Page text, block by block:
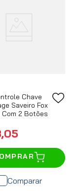
Chave
Saveiro Fox
Com 2 Botões
,05
Comparar